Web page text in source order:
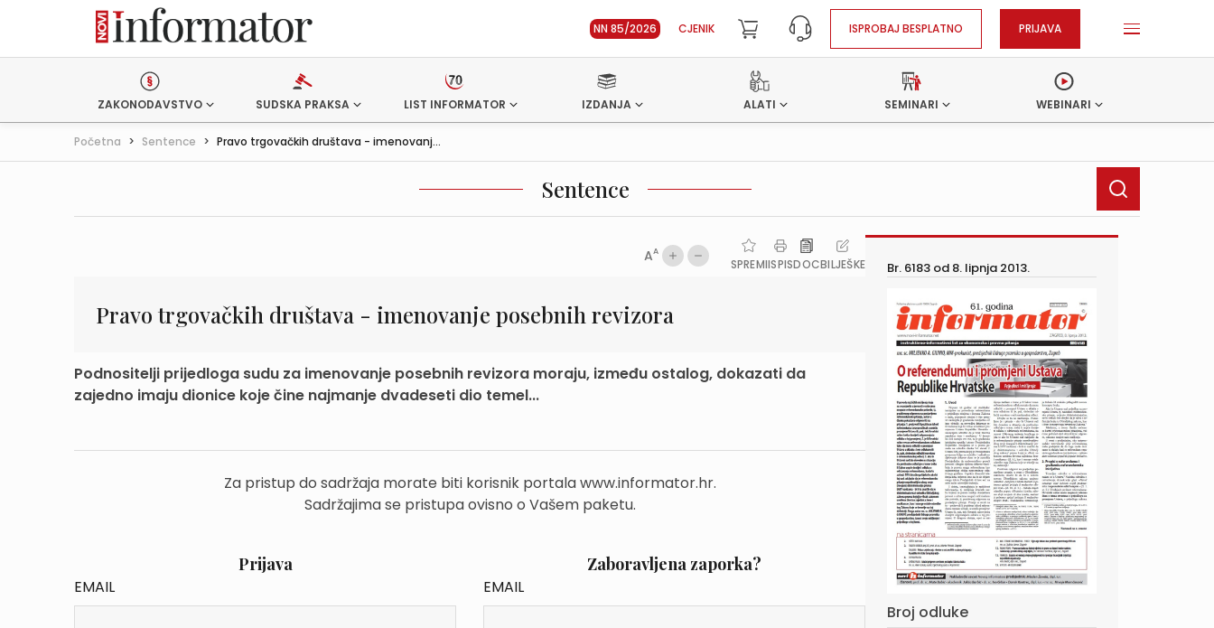
NN 85/2026 CJENIK ISPROBAJ BESPLATNO PRIJAVA
ZAKONODAVSTVO SUDSKA PRAKSA LIST INFORMATOR IZDANJA ALATI SEMINARI WEBINARI
Početna > Sentence > Pravo trgovačkih društava - imenovanj...
Sentence
AA
SPREMIISPISDOCBILJEŠKE
Pravo trgovačkih društava - imenovanje posebnih revizora
Podnositelji prijedloga sudu za imenovanje posebnih revizora moraju, između ostalog, dokazati da
zajedno imaju dionice koje čine najmanje dvadeseti dio temel...
Za pristup do sadržaja morate biti korisnik portala www.informator.hr.
Sadržajima se pristupa ovisno o Vašem paketu.
Prijava
EMAIL
Zaboravljena zaporka?
EMAIL
Br. 6183 od 8. lipnja 2013.
Broj odluke